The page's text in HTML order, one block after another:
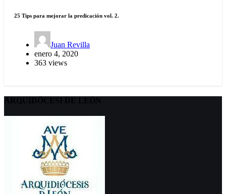
25 Tips para mejorar la predicación vol. 2.
Juan Revilla
enero 4, 2020
363 views
ARQUIDÖCESI DE LEÓN